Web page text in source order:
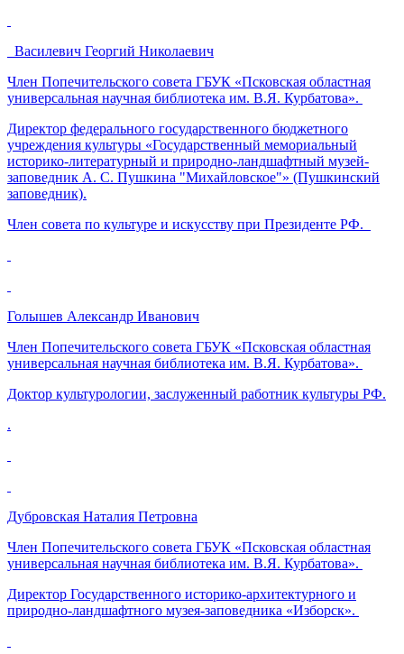
Василевич Георгий Николаевич
Член Попечительского совета ГБУК «Псковская областная
универсальная научная библиотека им. В.Я. Курбатова».
Директор федерального государственного бюджетного
учреждения культуры «Государственный мемориальный
историко-литературный и природно-ландшафтный музей-
заповедник А. С. Пушкина "Михайловское"» (Пушкинский
заповедник).
Член совета по культуре и искусству при Президенте РФ.
Голышев Александр Иванович
Член Попечительского совета ГБУК «Псковская областная
универсальная научная библиотека им. В.Я. Курбатова».
Доктор культурологии, заслуженный работник культуры РФ.
.
Дубровская Наталия Петровна
Член Попечительского совета ГБУК «Псковская областная
универсальная научная библиотека им. В.Я. Курбатова».
Директор Государственного историко-архитектурного и
природно-ландшафтного музея-заповедника «Изборск».